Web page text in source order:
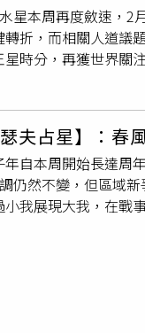
紅問題，推出全
膚寶水溫泉水」保
越市面上素顏霜
騎過關。偏財無，
情世故宛如鏡花水
資運奇佳。感情是
翻揚，家戶職場困
花綻放。 巨蟹座好
金星吉相，貴人天降
片冰心，逆風前
久工作大案，迎來
為開。本周處女關
是榮辱之來，必象
佳，天秤職場來往
星本周再度斂速，
折，而相關人道議
時分，再獲世界關
刺激民生消費，將
，更有新一代國民
，一片低迷中能羚
球。感情是無心風
宮合天王，一片新
榮耀得隴望蜀，
。周末偏財運與貴
。滿月期間，人際
夫占星】：春
自本周開始長達周
仍然不變，但區域
我展現大我，在戰
快意。娛樂星聞方
貴金屬、電子產業